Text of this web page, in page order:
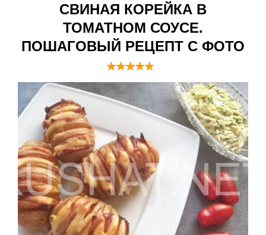
СВИНАЯ КОРЕЙКА В
ТОМАТНОМ СОУСЕ.
ПОШАГОВЫЙ РЕЦЕПТ С ФОТО